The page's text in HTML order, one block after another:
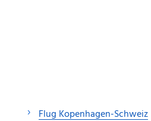
Flug Kopenhagen-Schweiz